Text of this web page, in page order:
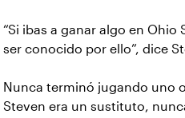
“Si ibas a ganar algo en Ohio
ser conocido por ello”, dice
Nunca terminó jugando uno
Steven era un sustituto,